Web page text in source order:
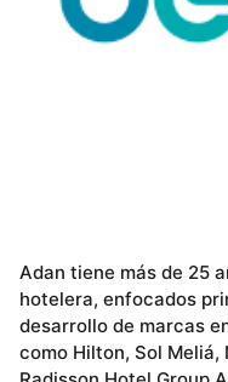
Adan tiene más de 25
hotelera, enfocados
desarrollo de marcas
como Hilton, Sol Meliá,